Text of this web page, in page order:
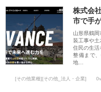
株式会
市で手
山形県鶴
装工事や土
住民の生活
整備まで
地…
[その他業種][その他_法人・企業]